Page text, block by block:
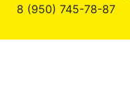
8 (950) 745-78-87